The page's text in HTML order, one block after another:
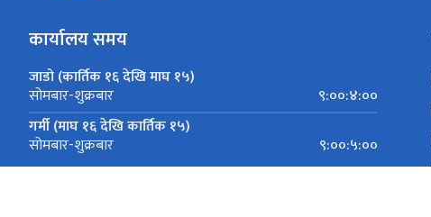
कार्यालय समय
जाडो (कार्तिक १६ देखि माघ १५)
सोमबार-शुक्रबार
९:००:४:००
गर्मी (माघ १६ देखि कार्तिक १५)
सोमबार-शुक्रबार ९:००:५:००